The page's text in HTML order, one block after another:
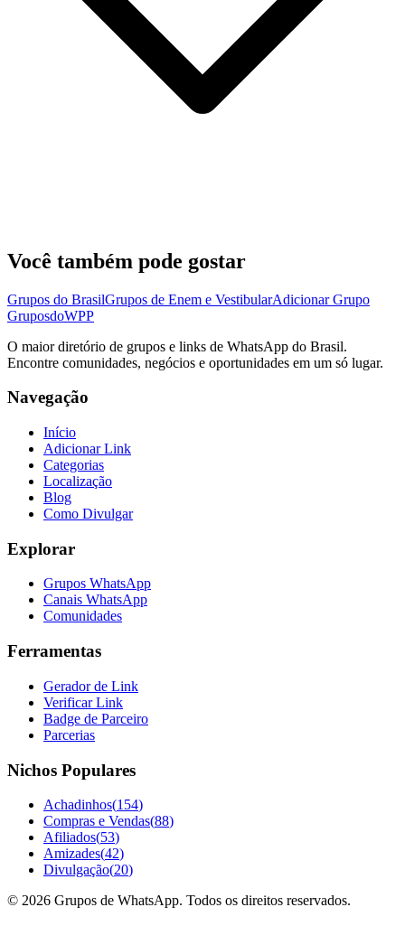
Você também pode gostar
Grupos do BrasilGrupos de Enem e VestibularAdicionar Grupo
GruposdoWPP
O maior diretório de grupos e links de WhatsApp do Brasil.
Encontre comunidades, negócios e oportunidades em um só lugar.
Navegação
Início
Adicionar Link
Categorias
Localização
Blog
Como Divulgar
Explorar
Grupos WhatsApp
Canais WhatsApp
Comunidades
Ferramentas
Gerador de Link
Verificar Link
Badge de Parceiro
Parcerias
Nichos Populares
Achadinhos(154)
Compras e Vendas(88)
Afiliados(53)
Amizades(42)
Divulgação(20)
© 2026 Grupos de WhatsApp. Todos os direitos reservados.